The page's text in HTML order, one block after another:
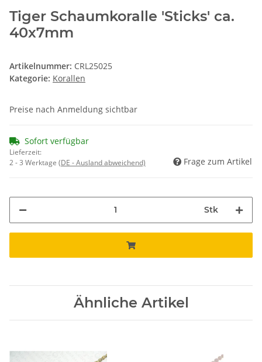
Tiger Schaumkoralle 'Sticks' ca.
40x7mm
Artikelnummer: CRL25025
Kategorie: Korallen
Preise nach Anmeldung sichtbar
Sofort verfügbar
Lieferzeit:
2 - 3 Werktage (DE - Ausland abweichend) Frage zum Artikel
Stk
Ähnliche Artikel